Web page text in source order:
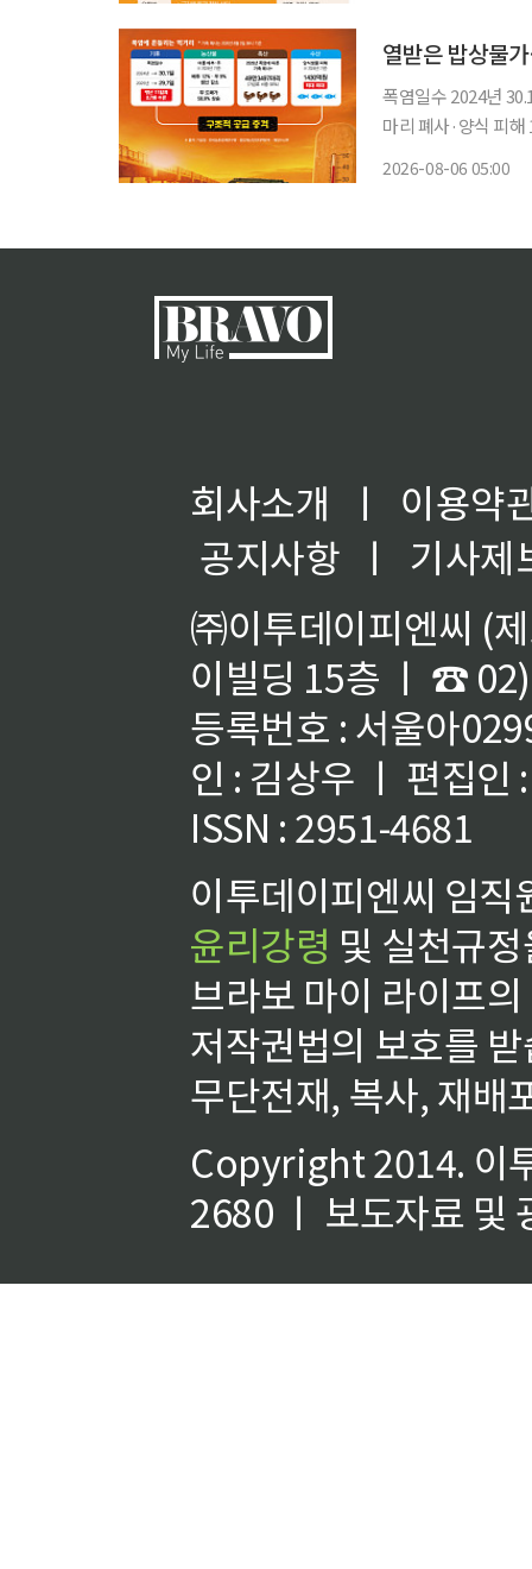
폭염일수 2024년
마리 폐사·양식 피
2026-08-06 05:00
회사소개 ㅣ
이용약
공지사항
ㅣ
기사제
㈜이투데이피엔씨 (
이빌딩 15층 ㅣ ☎
등록번호 : 서울아
인 : 김상우 ㅣ 편집인
ISSN : 2951-4681
이투데이피엔씨 임
윤리강령 및 실천규
브라보 마이 라이프
저작권법의 보호를
무단전재, 복사, 재배
Copyright 2014. 이
2680 ㅣ 보도자료